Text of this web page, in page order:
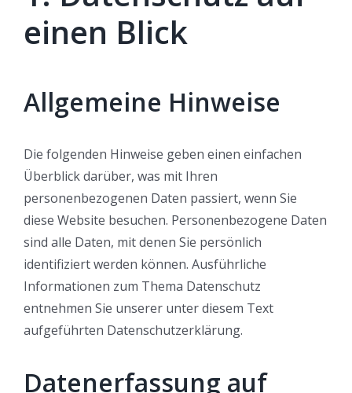
einen Blick
Allgemeine Hinweise
Die folgenden Hinweise geben einen einfachen
Überblick darüber, was mit Ihren
personenbezogenen Daten passiert, wenn Sie
diese Website besuchen. Personenbezogene Daten
sind alle Daten, mit denen Sie persönlich
identifiziert werden können. Ausführliche
Informationen zum Thema Datenschutz
entnehmen Sie unserer unter diesem Text
aufgeführten Datenschutzerklärung.
Datenerfassung auf